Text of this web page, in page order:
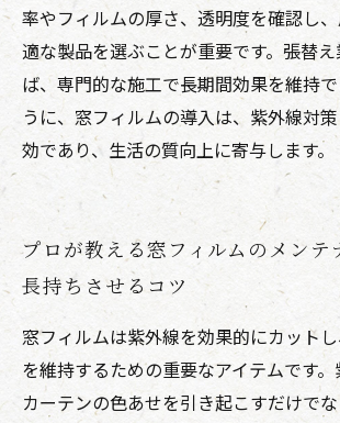
率やフィルムの厚さ、透明度を確認し
適な製品を選ぶことが重要です。張替
ば、専門的な施工で長期間効果を維持
うに、窓フィルムの導入は、紫外線対
効であり、生活の質向上に寄与します。
プロが教える窓フィルムのメンテ
長持ちさせるコツ
窓フィルムは紫外線を効果的にカット
を維持するための重要なアイテムです
カーテンの色あせを引き起こすだけで